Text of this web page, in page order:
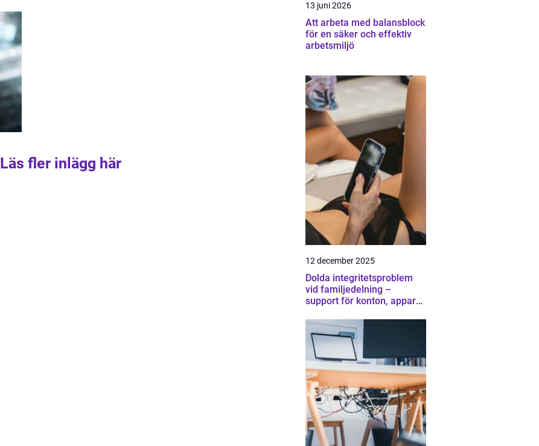
Läs fler inlägg här
13 juni 2026
Att arbeta med balansblock
för en säker och effektiv
arbetsmiljö
12 december 2025
Dolda integritetsproblem
vid familjedelning –
support för konton, appar